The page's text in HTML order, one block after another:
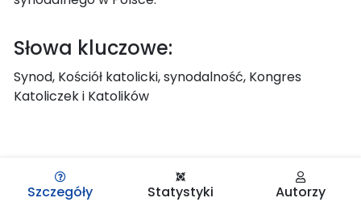
Słowa kluczowe:
Synod, Kościół katolicki, synodalność, Kongres
Katoliczek i Katolików
Szczegóły Statystyki Autorzy